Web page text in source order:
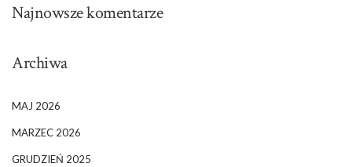
Najnowsze komentarze
Archiwa
MAJ 2026
MARZEC 2026
GRUDZIEŃ 2025